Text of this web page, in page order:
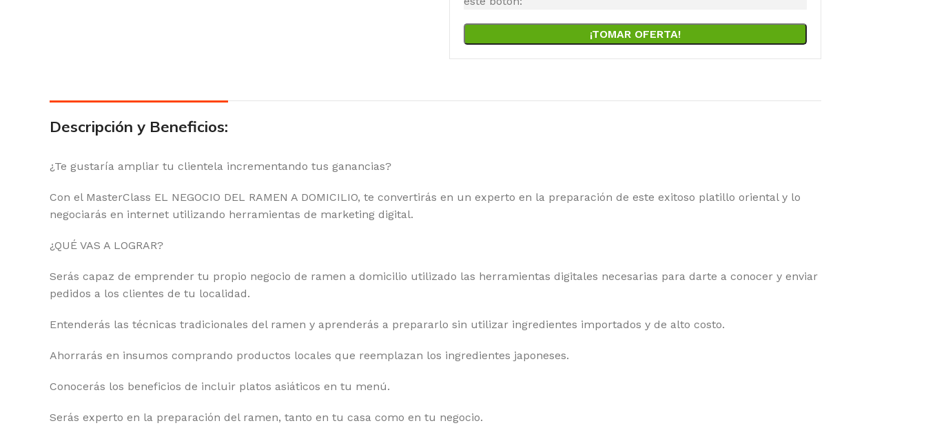
¡TOMAR OFERTA!
Descripción y Beneficios:
¿Te gustaría ampliar tu clientela incrementando tus ganancias?
Con el MasterClass EL NEGOCIO DEL RAMEN A DOMICILIO, te convertirás en un experto en la preparación de este exitoso platillo oriental y lo
negociarás en internet utilizando herramientas de marketing digital.
¿QUÉ VAS A LOGRAR?
Serás capaz de emprender tu propio negocio de ramen a domicilio utilizado las herramientas digitales necesarias para darte a conocer y enviar
pedidos a los clientes de tu localidad.
Entenderás las técnicas tradicionales del ramen y aprenderás a prepararlo sin utilizar ingredientes importados y de alto costo.
Ahorrarás en insumos comprando productos locales que reemplazan los ingredientes japoneses.
Conocerás los beneficios de incluir platos asiáticos en tu menú.
Serás experto en la preparación del ramen, tanto en tu casa como en tu negocio.